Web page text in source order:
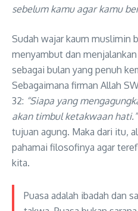
sebelum kamu agar kamu
Sudah wajar kaum muslimin
menyambut dan
sebagai bulan yang penuh
Sebagaimana firman Allah
32: “Siapa yang
akan timbul ketakwaan hati.”
tujuan agung. Maka dari itu,
pahamai filosofinya agar
kita.
Puasa adalah ibadah dan